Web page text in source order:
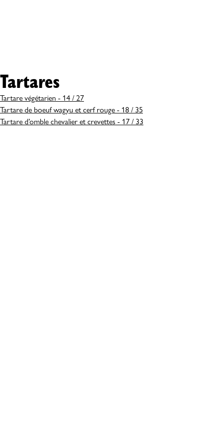
Tartares
Tartare végétarien - 14 / 27
Tartare de boeuf wagyu et cerf rouge - 18 / 35
Tartare d’omble chevalier et crevettes - 17 / 33